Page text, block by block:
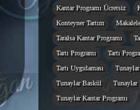
Kantar Programı Ücretsiz
Konteyner Tartım
Taralsa Kantar Programı
Tartı Programı
Tartı
Tartı Uygulaması
Tunaylar
Tunaylar Baskül
Tunaylar
Tunaylar Kantar Programı